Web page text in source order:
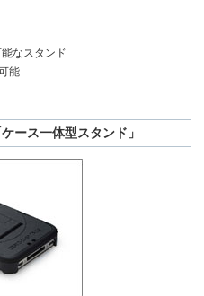
なスタンド
能
ース一体型スタンド」